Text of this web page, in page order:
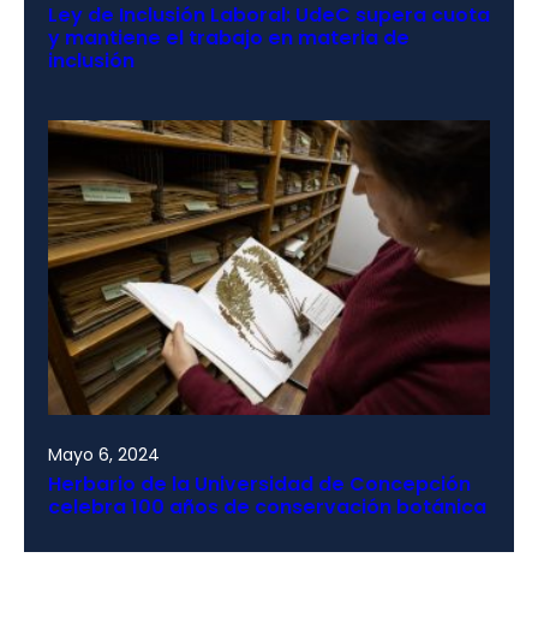
Ley de Inclusión Laboral: UdeC supera cuota
y mantiene el trabajo en materia de
inclusión
Mayo 6, 2024
Herbario de la Universidad de Concepción
celebra 100 años de conservación botánica